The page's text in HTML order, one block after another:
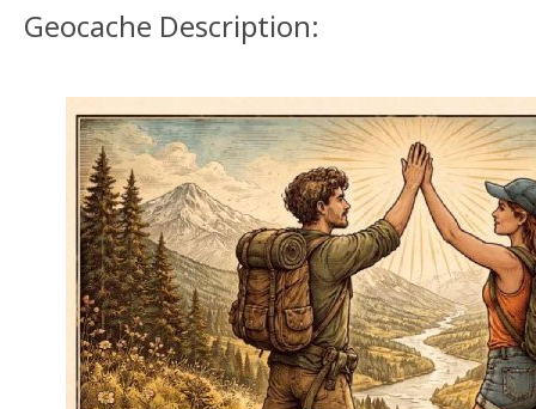
Geocache Description: